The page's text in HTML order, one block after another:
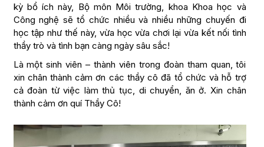
kỳ bổ ích này, Bộ môn Môi trường, khoa Khoa học và
Công nghệ sẽ tổ chức nhiều và nhiều những chuyến đi
học tập như thế này, vừa học vừa chơi lại vừa kết nối tình
thầy trò và tình bạn càng ngày sâu sắc!
Là một sinh viên – thành viên trong đoàn tham quan, tôi
xin chân thành cảm ơn các thầy cô đã tổ chức và hỗ trợ
cả đoàn từ việc làm thủ tục, di chuyển, ăn ở. Xin chân
thành cảm ơn quí Thầy Cô!